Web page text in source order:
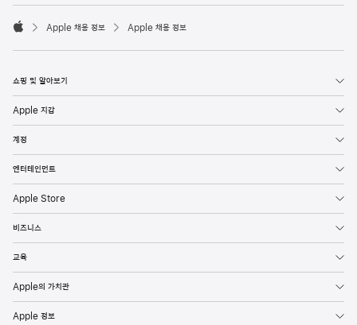
o
e

p
l
Apple 채용 정보 Apple 채용 정보
쇼핑 및 알아보기
Apple 지갑
계정
엔터테인먼트
Apple Store
비즈니스
교육
Apple의 가치관
Apple 정보